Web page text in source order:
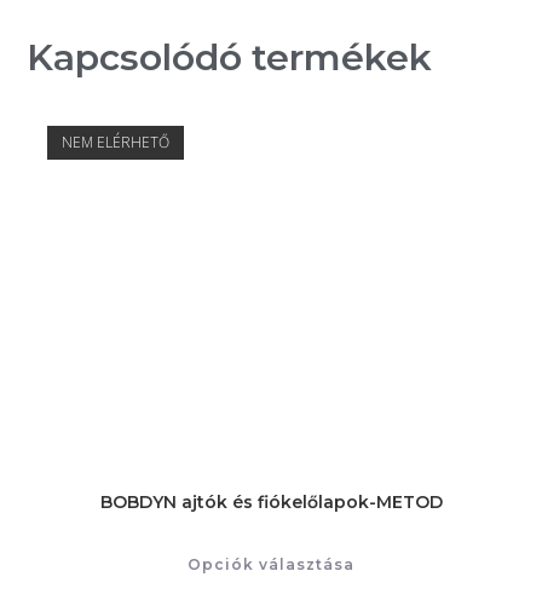
Kapcsolódó termékek
NEM ELÉRHETŐ
BOBDYN ajtók és fiókelőlapok-METOD
Opciók választása